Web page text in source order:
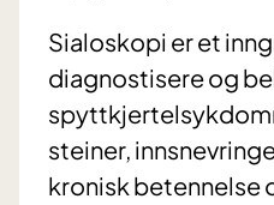
Sialoskopi er et
diagnostisere og
steiner,
kronisk betennelse